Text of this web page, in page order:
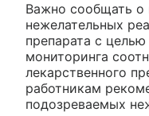
Важно сообщать о
нежелательных
препарата с
мониторинга
лекарственного
работникам
подозреваемых